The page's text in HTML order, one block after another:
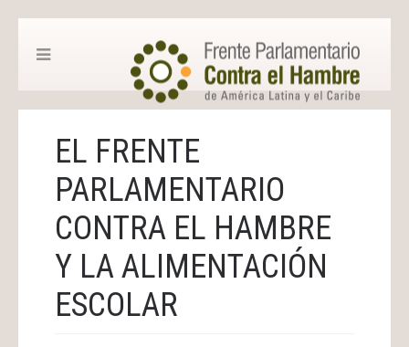
EL FRENTE
PARLAMENTARIO
CONTRA EL HAMBRE
Y LA ALIMENTACIÓN
ESCOLAR